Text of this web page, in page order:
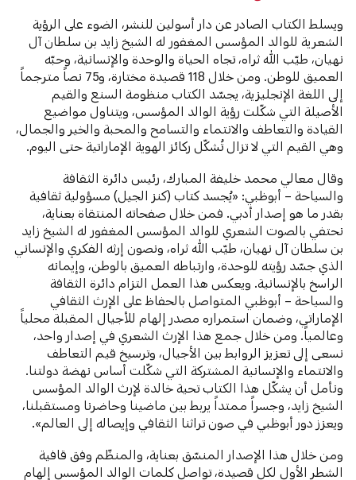
ويسلط الكتاب الصادر عن دار أسولين للنشر، الضوء على الرؤية
الشعرية للوالد المؤسس المغفور له الشيخ زايد بن سلطان آل
نهيان، طيّب الله ثراه، تجاه الحياة والوحدة والإنسانية، وحبّه
العميق للوطن. ومن خلال 118 قصيدة مختارة، و75 نصاً مترجماً
إلى اللغة الإنجليزية، يجسّد الكتاب منظومة السنع والقيم
الأصيلة التي شكّلت رؤية الوالد المؤسس، ويتناول مواضيع
القيادة والتعاطف والانتماء والتسامح والمحبة والخير والجمال،
وهي القيم التي لا تزال تُشكّل ركائز الهوية الإماراتية حتى اليوم.
وقال معالي محمد خليفة المبارك، رئيس دائرة الثقافة
والسياحة – أبوظبي: «يُجسد كتاب (كنز الجيل) مسؤولية ثقافية
بقدر ما هو إصدار أدبي. فمن خلال صفحاته المنتقاة بعناية،
نحتفي بالصوت الشعري للوالد المؤسس المغفور له الشيخ زايد
بن سلطان آل نهيان، طيّب الله ثراه، ونصون إرثه الفكري والإنساني
الذي جسّد رؤيته للوحدة، وارتباطه العميق بالوطن، وإيمانه
الراسخ بالإنسانية. ويعكس هذا العمل التزام دائرة الثقافة
والسياحة – أبوظبي المتواصل بالحفاظ على الإرث الثقافي
الإماراتي، وضمان استمراره مصدر إلهام للأجيال المقبلة محلياً
وعالمياً. ومن خلال جمع هذا الإرث الشعري في إصدار واحد،
نسعى إلى تعزيز الروابط بين الأجيال، وترسيخ قيم التعاطف
والانتماء والإنسانية المشتركة التي شكّلت أساس نهضة دولتنا.
ونأمل أن يشكّل هذا الكتاب تحية خالدة لإرث الوالد المؤسس
الشيخ زايد، وجسراً ممتداً يربط بين ماضينا وحاضرنا ومستقبلنا،
ويعزز دور أبوظبي في صون تراثنا الثقافي وإيصاله إلى العالم».
ومن خلال هذا الإصدار المنسّق بعناية، والمنظّم وفق قافية
الشطر الأول لكل قصيدة، تواصل كلمات الوالد المؤسس إلهام